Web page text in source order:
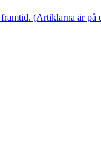
(Artiklarna är på